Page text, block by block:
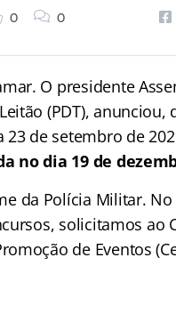
0 0
O presidente
(PDT), anunciou,
de setembro de
no dia 19 de
da Polícia Militar.
solicitamos ao
de Eventos